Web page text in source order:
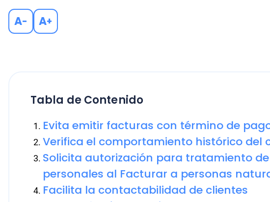
Verifica el comportamiento histórico del cliente
Solicita autorización para tratamiento de datos
personales al Facturar a personas naturales
Facilita la contactabilidad de clientes
Procesa las facturas impagas
Soluciones al alcance de toda Pyme